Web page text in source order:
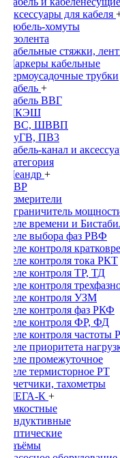
Аксессуары для кабеля
Дюбель-хомуты
Изолента
Кабельные стяжки,
Маркеры кабельные
Термоусадочные трубки
Кабель +
Кабель ВВГ
МКЭШ
ПВС, ШВВП
ПуГВ, ПВ3
Кабель-канал и
Категория
Меандр +
АВР
Измерители
Ограничитель
Реле времени и
Реле выбора фаз РВФ
Реле контроля
Реле контроля тока РКТ
Реле контроля ТР, ТД
Реле контроля
Реле контроля УЗМ
Реле контроля фаз РКФ
Реле контроля ФР, ФД
Реле контроля частоты
Реле приоритета
Реле промежуточное
Реле термисторное РТ
Счетчики, тахометры
МЕГА-К +
Емкостные
Индуктивные
Оптические
Раъёмы